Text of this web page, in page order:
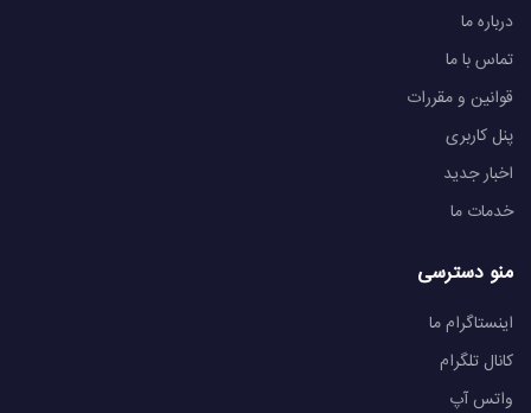
درباره ما
تماس با ما
قوانین و مقررات
پنل کاربری
اخبار جدید
خدمات ما
منو دسترسی
اینستاگرام ما
کانال تلگرام
واتس آپ